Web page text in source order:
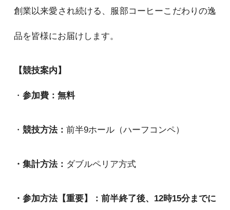
創業以来愛され続ける、服部コーヒーこだわりの逸
品を皆様にお届けします。
【競技案内】
・ 参加費：無料
・ 競技方法： 前半9ホール（ハーフコンペ）
・集計方法： ダブルペリア方式
・参加方法【重要】：前半終了後、12時15分までに